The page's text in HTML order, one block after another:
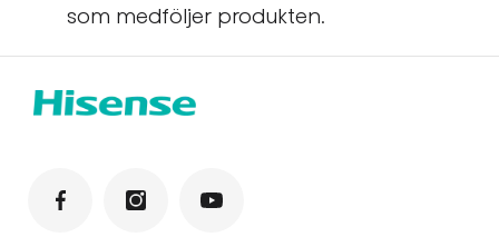
som medföljer produkten.